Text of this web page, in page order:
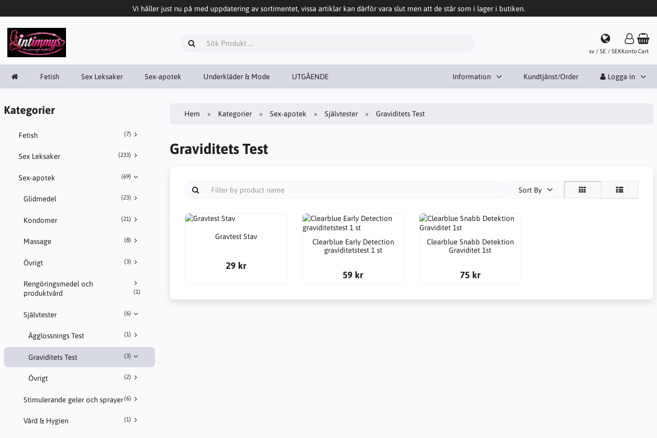
Vi håller just nu på med uppdatering av sortimentet, vissa artiklar kan därför vara slut men att de står som i lager i butiken.
sv / SE / SEKKontoCart
Fetish Sex Leksaker Sex-apotek Underkläder & Mode UTGÅENDE Information Kundtjänst/Order Logga in
Kategorier
Fetish (7)
Sex Leksaker (233)
Sex-apotek (69)
Glidmedel (23)
Kondomer (21)
Massage (8)
Övrigt (3)
Rengöringsmedel och
produktvård
(1)
Självtester (6)
Ägglossnings Test (1)
Graviditets Test (3)
Övrigt (2)
Stimulerande geler och sprayer(6)
Vård & Hygien (1)
Hem Kategorier Sex-apotek Självtester Graviditets Test
Graviditets Test
Sort By
Gravtest Stav
29 kr
Clearblue Early Detection
graviditetstest 1 st
59 kr
Clearblue Snabb Detektion
Graviditet 1st
75 kr